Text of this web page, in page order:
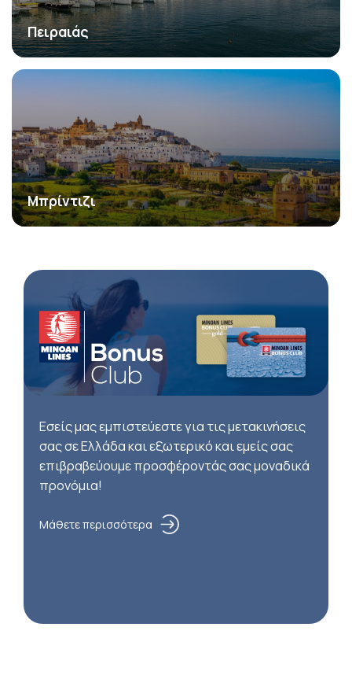
Πειραιάς
Μπρίντιζι
Εσείς μας εμπιστεύεστε για τις μετακινήσεις
σας σε Ελλάδα και εξωτερικό και εμείς σας
επιβραβεύουμε προσφέροντάς σας μοναδικά
προνόμια!
Μάθετε περισσότερα